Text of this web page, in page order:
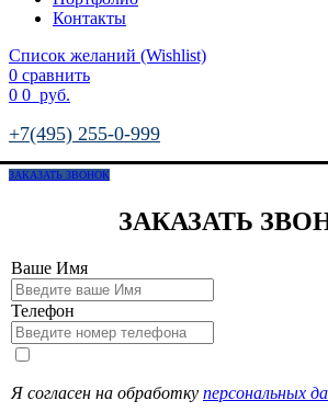
Контакты
Список желаний (Wishlist)
0 сравнить
0 0 руб.
+7(495) 255-0-999
ЗАКАЗАТЬ ЗВОНОК
ЗАКАЗАТЬ
Ваше Имя
Телефон
Я согласен на обработку персональных